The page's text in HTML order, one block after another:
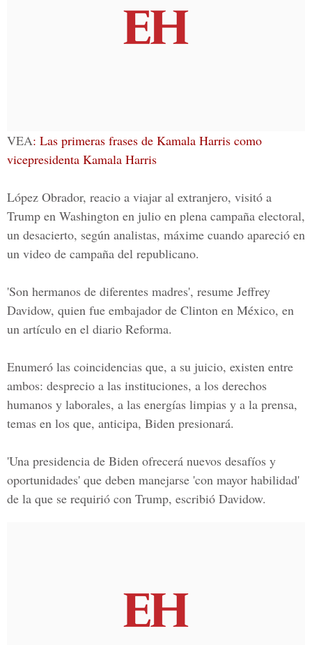
VEA: Las primeras frases de Kamala Harris como
vicepresidenta Kamala Harris
López Obrador, reacio a viajar al extranjero, visitó a
Trump en Washington en julio en plena campaña electoral,
un desacierto, según analistas, máxime cuando apareció en
un video de campaña del republicano.
'Son hermanos de diferentes madres', resume Jeffrey
Davidow, quien fue embajador de Clinton en México, en
un artículo en el diario Reforma.
Enumeró las coincidencias que, a su juicio, existen entre
ambos: desprecio a las instituciones, a los derechos
humanos y laborales, a las energías limpias y a la prensa,
temas en los que, anticipa, Biden presionará.
'Una presidencia de Biden ofrecerá nuevos desafíos y
oportunidades' que deben manejarse 'con mayor habilidad'
de la que se requirió con Trump, escribió Davidow.